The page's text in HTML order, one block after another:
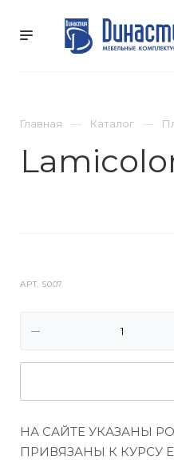
Главная Каталог
АРТ.5007
НА САЙТЕ УКАЗАНЫ
ПРИВЯЗАНЫ К КУРСУ